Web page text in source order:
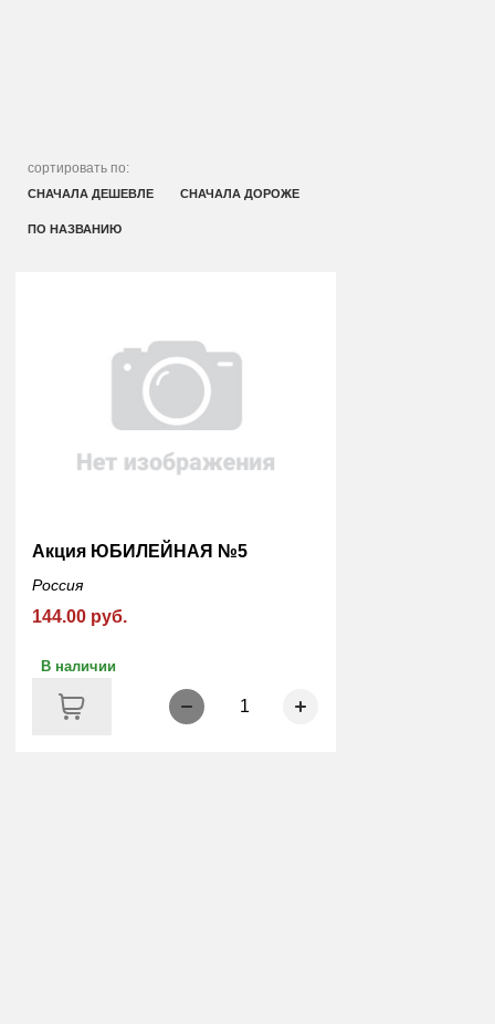
сортировать по:
СНАЧАЛА ДЕШЕВЛЕ СНАЧАЛА ДОРОЖЕ
ПО НАЗВАНИЮ
Акция ЮБИЛЕЙНАЯ №5
Россия
144.00 руб.
В наличии
1